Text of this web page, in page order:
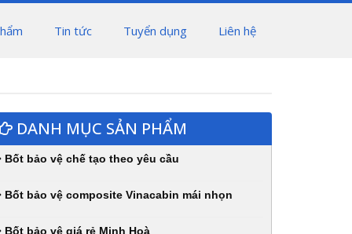
Tin tức Tuyển dụng Liên hệ
DANH MỤC SẢN PHẨM
Bốt bảo vệ chế tạo theo yêu cầu
Bốt bảo vệ composite Vinacabin mái nhọn
Bốt bảo vệ giá rẻ Minh Hoà